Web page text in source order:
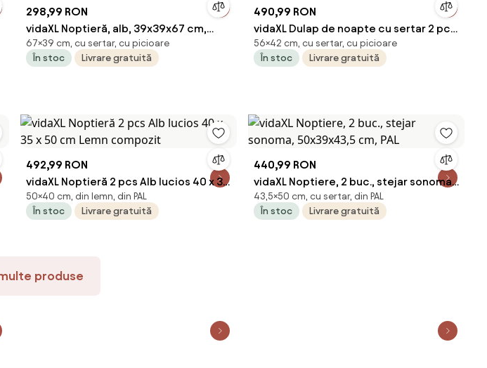
298,99 RON
vidaXL Noptieră, alb, 39x39x67 cm,
lemn prelucrat
67×39 cm, cu sertar, cu picioare
În stoc
Livrare gratuită
490,99 RON
vidaXL Dulap de noapte cu sertar 2 pcs
Stejar Negru 42 x 41 x 56 cm
56×42 cm, cu sertar, cu picioare
În stoc
Livrare gratuită
492,99 RON
vidaXL Noptieră 2 pcs Alb lucios 40 x 35
x 50 cm Lemn compozit
50×40 cm, din lemn, din PAL
În stoc
Livrare gratuită
440,99 RON
vidaXL Noptiere, 2 buc., stejar sonoma,
50x39x43,5 cm, PAL
43,5×50 cm, cu sertar, din PAL
În stoc
Livrare gratuită
produse